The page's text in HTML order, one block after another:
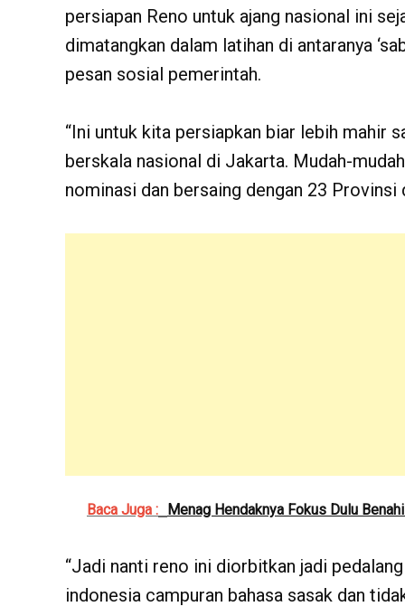
persiapan Reno untuk ajang nasional ini
dimatangkan dalam latihan di antaranya
pesan sosial pemerintah.
“Ini untuk kita persiapkan biar lebih mahir
berskala nasional di Jakarta. Mudah-
nominasi dan bersaing dengan 23 Provinsi
Baca Juga : Menag Hendaknya Fokus Dulu
“Jadi nanti reno ini diorbitkan jadi
indonesia campuran bahasa sasak dan